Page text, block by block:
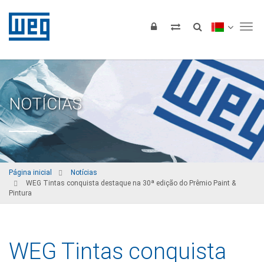
NOTÍCIAS
Página inicial
Notícias
WEG Tintas conquista destaque na 30ª edição do Prêmio Paint &
Pintura
WEG Tintas conquista